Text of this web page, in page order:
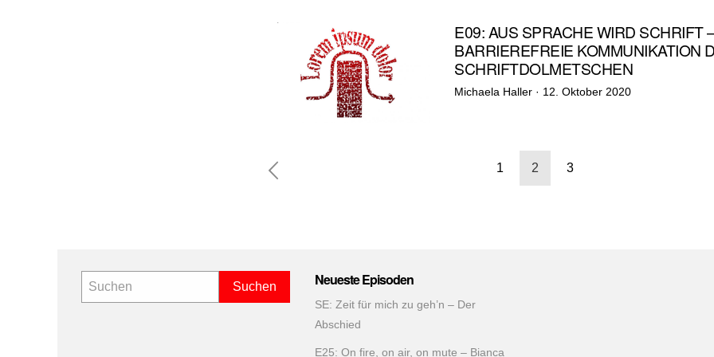
E09: AUS SPRACHE WIRD SCHRIFT
BARRIEREFREIE KOMMUNIKATION
SCHRIFTDOLMETSCHEN
Michaela Haller · Veröffentlicht
12. Oktober 2020
Seitennummerierung
Beiträge
1 2 3
Neueste Episoden
SE: Zeit für mich zu geh’n – Der
Abschied
E25: On fire, on air, on mute – Bianca